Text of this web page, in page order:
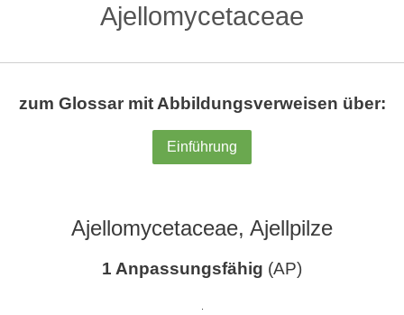
Ajellomycetaceae
zum Glossar mit Abbildungsverweisen über:
Einführung
Ajellomycetaceae, Ajellpilze
1 Anpassungsfähig (AP)